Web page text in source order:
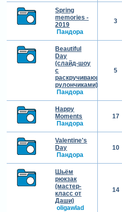
Spring
memories -
2019
Пандора
3
Beautiful
Day
(слайд-шоу
с
раскручивающимися
рулончиками)
Пандора
5
Happy
Moments
Пандора
17
Valentine's
Day
Пандора
10
Шьём
рюкзак
(мастер-
класс от
Даши)
oligawlad
14